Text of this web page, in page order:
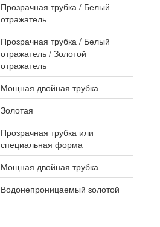
Прозрачная трубка / Белый
отражатель
Прозрачная трубка / Белый
отражатель / Золотой
отражатель
Мощная двойная трубка
Золотая
Прозрачная трубка или
специальная форма
Мощная двойная трубка
Водонепроницаемый золотой